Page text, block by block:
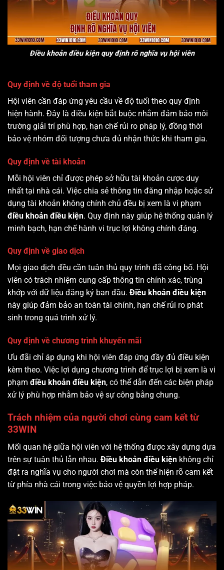
Điều khoản điều kiện quy định rõ nghĩa vụ hội viên
Quy định về độ tuổi tham gia
Hội viên cần đáp ứng yêu cầu về độ tuổi theo quy định
hiện hành. Đây là điều kiện bắt buộc nhằm đảm bảo môi
trường giải trí phù hợp, hạn chế rủi ro pháp lý, đồng thời
bảo vệ nhóm đối tượng chưa đủ nhận thức khi tham gia.
Quy định về tài khoản
Mỗi hội viên chỉ được phép sở hữu tài khoản cược duy
nhất tại nhà cái. Việc chia sẻ thông tin đăng nhập hoặc sử
dụng tài khoản không chính chủ đều bị xem là vi phạm
điều khoản điều kiện. Quy định này giúp hệ thống quản lý
minh bạch, hạn chế hành vi trục lợi không chính đáng.
Quy định về giao dịch
Mọi giao dịch đều cần tuân thủ quy trình đã công bố. Hội
viên có trách nhiệm cung cấp thông tin chính xác, trùng
khớp với dữ liệu đăng ký ban đầu. Điều khoản điều kiện
này giúp đảm bảo an toàn tài chính, hạn chế rủi ro phát
sinh trong quá trình xử lý.
Quy định về chương trình khuyến mãi
Ưu đãi chỉ áp dụng khi hội viên đáp ứng đầy đủ điều kiện
kèm theo. Việc lợi dụng chương trình để trục lợi bị xem là vi
phạm điều khoản điều kiện, có thể dẫn đến các biện pháp
xử lý phù hợp nhằm bảo vệ sự công bằng chung.
Trách nhiệm của người chơi cùng cam kết từ
33WIN
Mối quan hệ giữa hội viên với hệ thống được xây dựng dựa
trên sự tuân thủ lẫn nhau. Điều khoản điều kiện không chỉ
đặt ra nghĩa vụ cho người chơi mà còn thể hiện rõ cam kết
từ phía nhà cái trong việc bảo vệ quyền lợi hợp pháp.